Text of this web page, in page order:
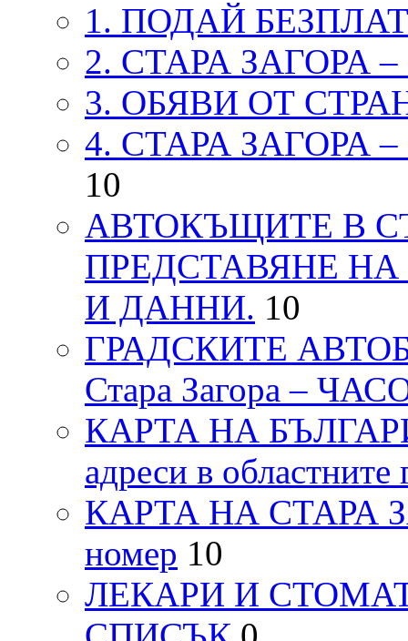
1. ПОДАЙ
2. СТАРА ЗАГОРА
3. ОБЯВИ ОТ
4. СТАРА ЗАГОРА
10
АВТОКЪЩИТЕ В
ПРЕДСТАВЯНЕ
И ДАННИ. 10
ГРАДСКИТЕ
Стара Загора –
КАРТА НА
адреси в областните
КАРТА НА СТАРА
номер 10
ЛЕКАРИ И